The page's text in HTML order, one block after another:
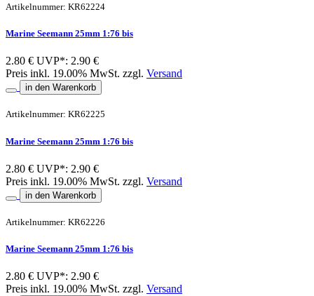
Artikelnummer: KR62224
Marine Seemann 25mm 1:76 bis
2.80 € UVP*: 2.90 €
Preis inkl. 19.00% MwSt. zzgl. Versand
in den Warenkorb
Artikelnummer: KR62225
Marine Seemann 25mm 1:76 bis
2.80 € UVP*: 2.90 €
Preis inkl. 19.00% MwSt. zzgl. Versand
in den Warenkorb
Artikelnummer: KR62226
Marine Seemann 25mm 1:76 bis
2.80 € UVP*: 2.90 €
Preis inkl. 19.00% MwSt. zzgl. Versand